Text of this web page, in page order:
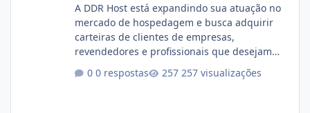
A DDR Host está expandindo sua atuação no
mercado de hospedagem e busca adquirir
carteiras de clientes de empresas,
revendedores e profissionais que desejam
encerrar suas atividades ou reduzir sua
operação. Se você possui clientes ativos de
0 respostas 257 visualizações